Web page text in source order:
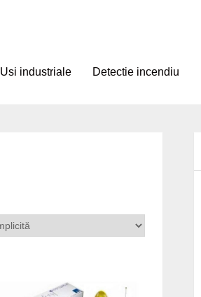
Usi industriale Detectie incendiu